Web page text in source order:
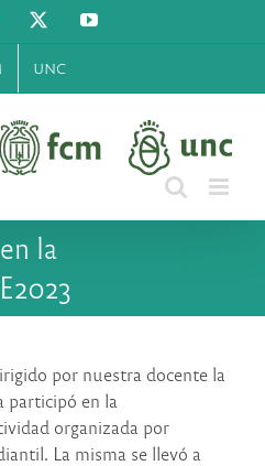
Facebook YouTube
UNC
la
por nuestra docente la
participó en la
organizada por
La misma se llevó a